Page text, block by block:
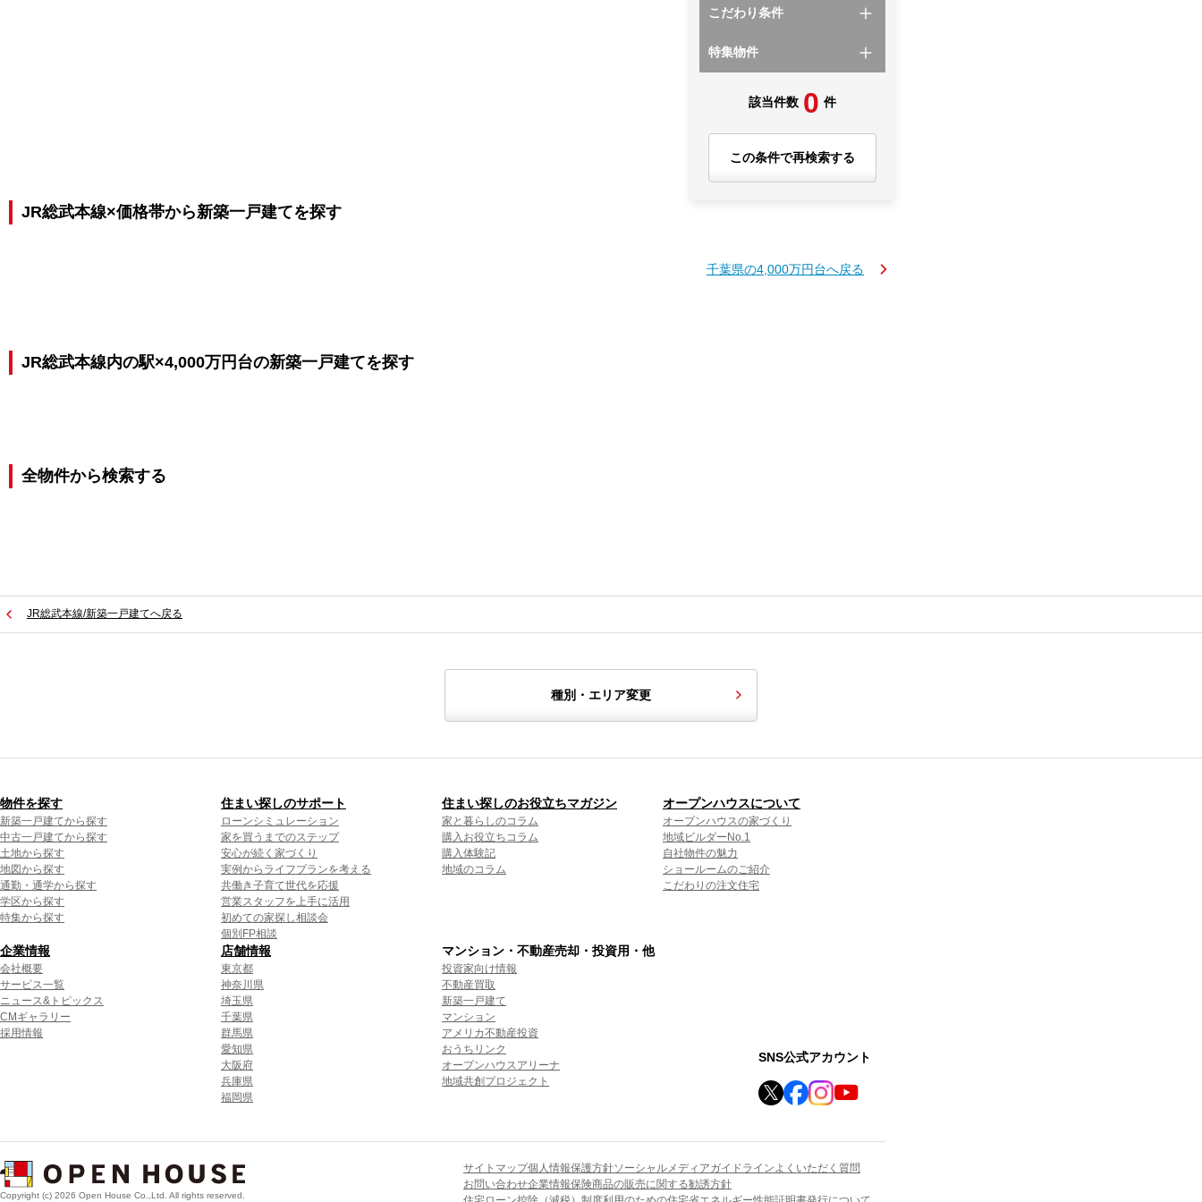
こだわり条件
特集物件
該当件数 0 件
この条件で再検索する
JR総武本線×価格帯から新築一戸建てを探す
千葉県の4,000万円台へ戻る
JR総武本線内の駅×4,000万円台の新築一戸建てを探す
全物件から検索する
JR総武本線/新築一戸建てへ戻る
種別・エリア変更
物件を探す
新築一戸建てから探す
中古一戸建てから探す
土地から探す
地図から探す
通勤・通学から探す
学区から探す
特集から探す
住まい探しのサポート
ローンシミュレーション
家を買うまでのステップ
安心が続く家づくり
実例からライフプランを考える
共働き子育て世代を応援
営業スタッフを上手に活用
初めての家探し相談会
個別FP相談
住まい探しのお役立ちマガジン
家と暮らしのコラム
購入お役立ちコラム
購入体験記
地域のコラム
オープンハウスについて
オープンハウスの家づくり
地域ビルダーNo.1
自社物件の魅力
ショールームのご紹介
こだわりの注文住宅
企業情報
会社概要
サービス一覧
ニュース&トピックス
CMギャラリー
採用情報
店舗情報
東京都
神奈川県
埼玉県
千葉県
群馬県
愛知県
大阪府
兵庫県
福岡県
マンション・不動産売却・投資用・他
投資家向け情報
不動産買取
新築一戸建て
マンション
アメリカ不動産投資
おうちリンク
オープンハウスアリーナ
地域共創プロジェクト
SNS公式アカウント
Copyright (c) 2026 Open House Co.,Ltd. All rights reserved.
サイトマップ個人情報保護方針ソーシャルメディアガイドラインよくいただく質問
お問い合わせ企業情報保険商品の販売に関する勧誘方針